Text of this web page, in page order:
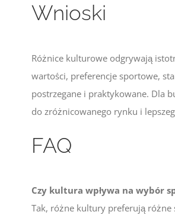
Wnioski
Różnice kulturowe odgrywają
wartości, preferencje sportowe,
postrzegane i praktykowane. Dla
do zróżnicowanego rynku i
FAQ
Czy kultura wpływa na wybór
Tak, różne kultury preferują różne